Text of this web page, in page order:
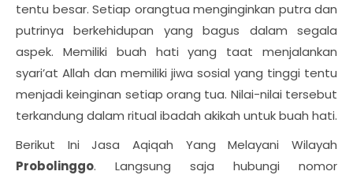
tentu besar. Setiap orangtua menginginkan putra dan
putrinya berkehidupan yang bagus dalam segala
aspek. Memiliki buah hati yang taat menjalankan
syari’at Allah dan memiliki jiwa sosial yang tinggi tentu
menjadi keinginan setiap orang tua. Nilai-nilai tersebut
terkandung dalam ritual ibadah akikah untuk buah hati.
Berikut Ini Jasa Aqiqah Yang Melayani Wilayah
Probolinggo. Langsung saja hubungi nomor